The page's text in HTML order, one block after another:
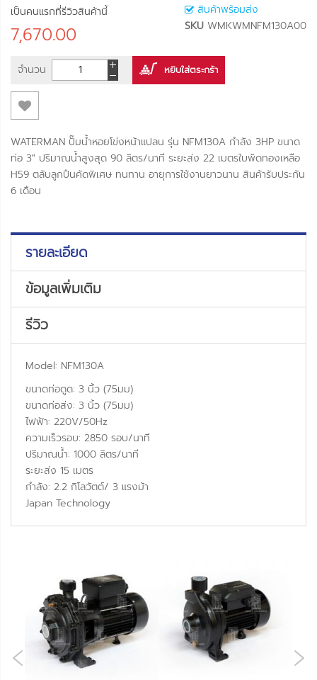
สินค้าพร้อมส่ง
SKU WMKWMNFM130A00
เป็นคนแรกที่รีวิวสินค้านี้
7,670.00
จำนวน หยิบใส่ตระกร้า
WATERMAN ปั๊มน้ำหอยโข่งหน้าแปลน รุ่น NFM130A กำลัง 3HP ขนาด
ท่อ 3" ปริมาณน้ำสูงสุด 90 ลิตร/นาที ระยะส่ง 22 เมตรใบพัดทองเหลือ
H59 ตลับลูกปืนคัดพิเศษ ทนทาน อายุการใช้งานยาวนาน สินค้ารับประกัน
6 เดือน
รายละเอียด
ข้อมูลเพิ่มเติม
รีวิว
Model: NFM130A
ขนาดท่อดูด: 3 นิ้ว (75มม)
ขนาดท่อส่ง: 3 นิ้ว (75มม)
ไฟฟ้า: 220V/50Hz
ความเร็วรอบ: 2850 รอบ/นาที
ปริมาณน้ำ: 1000 ลิตร/นาที
ระยะส่ง 15 เมตร
กำลัง: 2.2 กิโลวัตต์/ 3 แรงม้า
Japan Technology